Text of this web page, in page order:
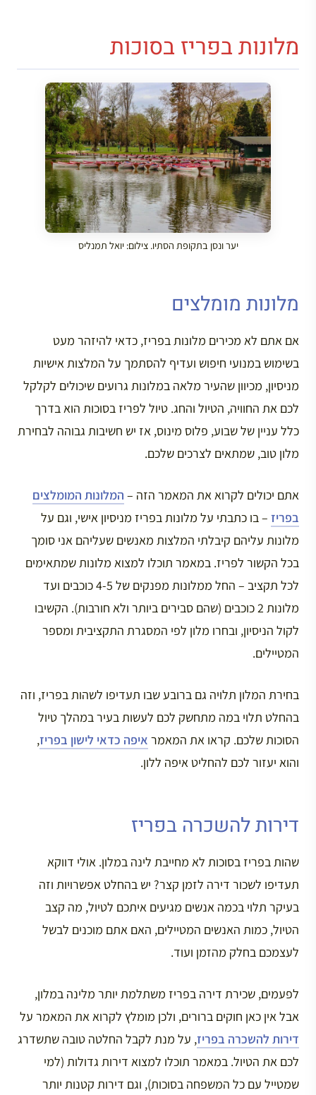
מלונות בפריז בסוכות
יער ונסן בתקופת הסתיו. צילום: יואל תמנליס
מלונות מומלצים
אם אתם לא מכירים מלונות בפריז, כדאי להיזהר מעט
בשימוש במנועי חיפוש ועדיף להסתמך על המלצות אישיות
מניסיון, מכיוון שהעיר מלאה במלונות גרועים שיכולים לקלקל
לכם את החוויה, הטיול והחג. טיול לפריז בסוכות הוא בדרך
כלל עניין של שבוע, פלוס מינוס, אז יש חשיבות גבוהה לבחירת
מלון טוב, שמתאים לצרכים שלכם.
אתם יכולים לקרוא את המאמר הזה – המלונות המומלצים
בפריז – בו כתבתי על מלונות בפריז מניסיון אישי, וגם על
מלונות עליהם קיבלתי המלצות מאנשים שעליהם אני סומך
בכל הקשור לפריז. במאמר תוכלו למצוא מלונות שמתאימים
לכל תקציב – החל ממלונות מפנקים של 4-5 כוכבים ועד
מלונות 2 כוכבים (שהם סבירים ביותר ולא חורבות). הקשיבו
לקול הניסיון, ובחרו מלון לפי המסגרת התקציבית ומספר
המטיילים.
בחירת המלון תלויה גם ברובע שבו תעדיפו לשהות בפריז, וזה
בהחלט תלוי במה מתחשק לכם לעשות בעיר במהלך טיול
הסוכות שלכם. קראו את המאמר איפה כדאי לישון בפריז,
והוא יעזור לכם להחליט איפה ללון.
דירות להשכרה בפריז
שהות בפריז בסוכות לא מחייבת לינה במלון. אולי דווקא
תעדיפו לשכור דירה לזמן קצר? יש בהחלט אפשרויות וזה
בעיקר תלוי בכמה אנשים מגיעים איתכם לטיול, מה קצב
הטיול, כמות האנשים המטיילים, האם אתם מוכנים לבשל
לעצמכם בחלק מהזמן ועוד.
לפעמים, שכירת דירה בפריז משתלמת יותר מלינה במלון,
אבל אין כאן חוקים ברורים, ולכן מומלץ לקרוא את המאמר על
דירות להשכרה בפריז, על מנת לקבל החלטה טובה שתשדרג
לכם את הטיול. במאמר תוכלו למצוא דירות גדולות (למי
שמטייל עם כל המשפחה בסוכות), וגם דירות קטנות יותר